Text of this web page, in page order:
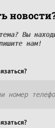
Вы
нам!